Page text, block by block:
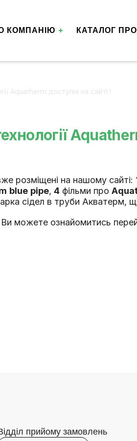
КОМПАНІЮ КАТАЛОГ
Аquatherm доступні на сайті !
розміщені на нашому сайті:
blue pipe,4 фільми про
сідел в труби Акватерм,
Ви можете ознайомитись
прийому замовлень